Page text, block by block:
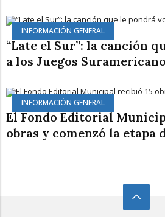
INFORMACIÓN GENERAL
“Late el Sur”: la canción
a los Juegos
INFORMACIÓN GENERAL
El Fondo Editorial
obras y comenzó la etapa